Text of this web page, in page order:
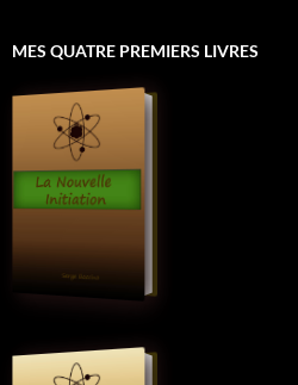
MES QUATRE PREMIERS LIVRES